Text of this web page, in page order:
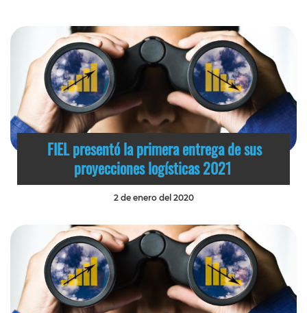
FIEL presentó la primera entrega de sus
proyecciones logísticas 2021
2 de enero del 2020